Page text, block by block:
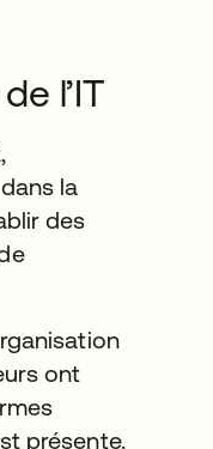
l’IT
la
des
ont
présente.